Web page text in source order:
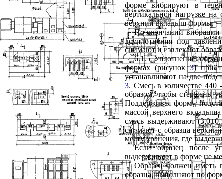
форме вибрируют в
вертикальной нагрузке
верхний вкладыш формы.
По окончании вибрации
доуплотнения под
снимают и извлекают
6.1.5 Уплотнение
формах (рисунок3) при
устанавливают на две
3. Смесь в количестве
образом, чтобы стержень,
Поддерживая форму,
массой верхнего
смесь выдерживают
снимают с образца
месту хранения, где
Если образец после
выдерживают в форме не
Образец должен иметь
образца, выполняют по